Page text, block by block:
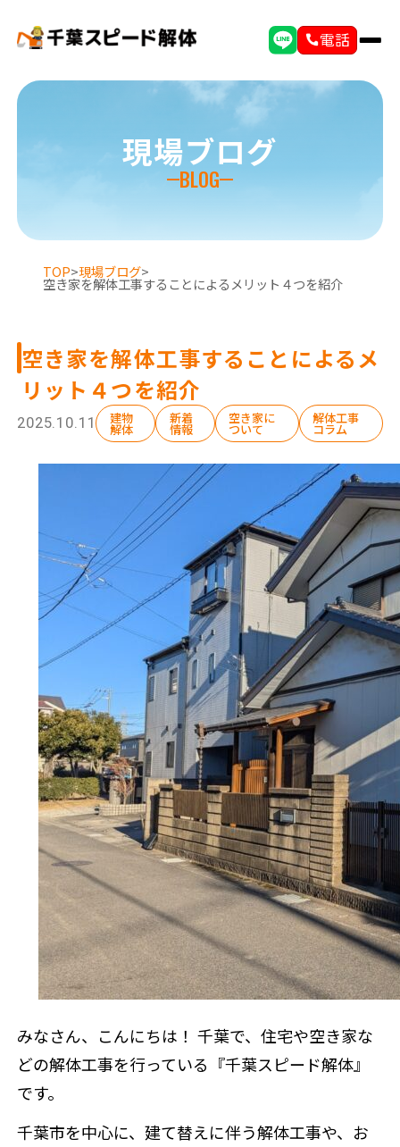
電話
選ばれる理由
解体工事の流れ
会社概要
施工事例
現場ブログ
補助金情報
現場ブログ
BLOG
TOP>現場ブログ>
空き家を解体工事することによるメリット４つを紹介
空き家を解体工事することによるメ
リット４つを紹介
2025.10.11 建物
解体
新着
情報
空き家に
ついて
解体工事
コラム
みなさん、こんにちは！ 千葉で、住宅や空き家な
どの解体工事を行っている『千葉スピード解体』
です。
千葉市を中心に、建て替えに伴う解体工事や、お